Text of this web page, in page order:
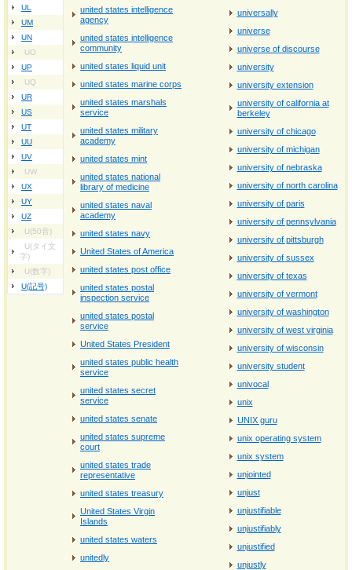
UL
UM
UN
UO
UP
UQ
UR
US
UT
UU
UV
UW
UX
UY
UZ
U(50音)
U(タイ文
字)
U(数字)
U(記号)
united states intelligence
agency
united states intelligence
community
united states liquid unit
united states marine corps
united states marshals
service
united states military
academy
united states mint
united states national
library of medicine
united states naval
academy
united states navy
United States of America
united states post office
united states postal
inspection service
united states postal
service
United States President
united states public health
service
united states secret
service
united states senate
united states supreme
court
united states trade
representative
united states treasury
United States Virgin
Islands
united states waters
unitedly
universally
universe
universe of discourse
university
university extension
university of california at
berkeley
university of chicago
university of michigan
university of nebraska
university of north carolina
university of paris
university of pennsylvania
university of pittsburgh
university of sussex
university of texas
university of vermont
university of washington
university of west virginia
university of wisconsin
university student
univocal
unix
UNIX guru
unix operating system
unix system
unjointed
unjust
unjustifiable
unjustifiably
unjustified
unjustly